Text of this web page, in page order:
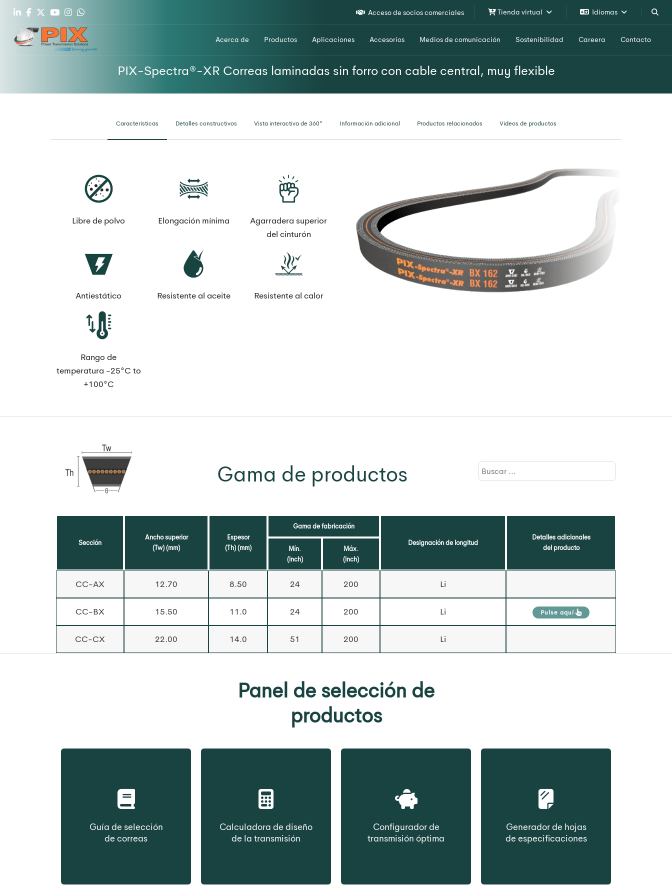
Acceso de socios comerciales Tienda virtual Idiomas
Acerca de Productos Aplicaciones Accesorios Medios de comunicación Sostenibilidad Careera Contacto
PIX-Spectra®-XR Correas laminadas sin forro con cable central, muy flexible
Características Detalles constructivos Vista interactiva de 360° Información adicional Productos relacionados Videos de productos
Libre de polvo Elongación mínima
Agarradera superior
del cinturón
Antiestático Resistente al aceite Resistente al calor
Rango de
temperatura -25°C to
+100°C
Gama de productos
Sección
Ancho superior
(Tw) (mm)
Espesor
(Th) (mm)
Gama de fabricación
Designación de longitud
Detalles adicionales
del producto
Mín.
(inch)
Máx.
(inch)
CC-AX 12.70 8.50 24 200 Li
CC-BX 15.50 11.0 24 200 Li Pulse aquí
CC-CX 22.00 14.0 51 200 Li
Panel de selección de
productos
Guía de selección
de correas
Calculadora de diseño
de la transmisión
Configurador de
transmisión óptima
Generador de hojas
de especificaciones